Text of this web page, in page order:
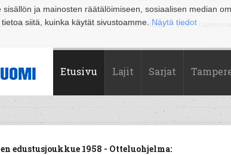
ja mainosten räätälöimiseen, sosiaalisen median
siitä, kuinka käytät sivustoamme. Näytä tiedot
Joensuu Jyväskylä Kouvola Kuopio Lahti
Etusivu Lajit Sarjat
edustusjoukkue 1958 - Otteluohjelma: